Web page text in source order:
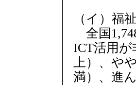
（イ）福
全国
ICT活用
上）、や
満）、進